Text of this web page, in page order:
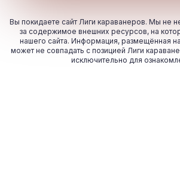
Вы покидаете сайт Лиги караванеров. Мы не
за содержимое внешних ресурсов, на
нашего сайта. Информация, размещённая
может не совпадать с позицией Лиги
исключительно для